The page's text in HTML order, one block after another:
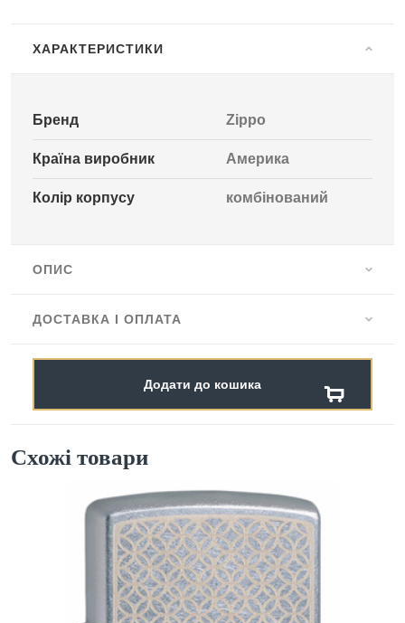
ХАРАКТЕРИСТИКИ
Бренд Zippo
Країна виробник Америка
Колір корпусу комбінований
ОПИС
ДОСТАВКА І ОПЛАТА
Додати до кошика
Схожі товари